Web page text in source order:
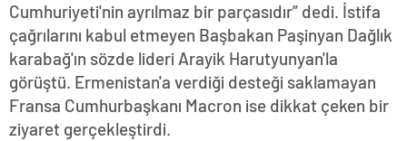
Cumhuriyeti'nin ayrılmaz bir parçasıdır” dedi. İstifa
çağrılarını kabul etmeyen Başbakan Paşinyan Dağlık
karabağ'ın sözde lideri Arayik Harutyunyan'la
görüştü. Ermenistan'a verdiği desteği saklamayan
Fransa Cumhurbaşkanı Macron ise dikkat çeken bir
ziyaret gerçekleştirdi.